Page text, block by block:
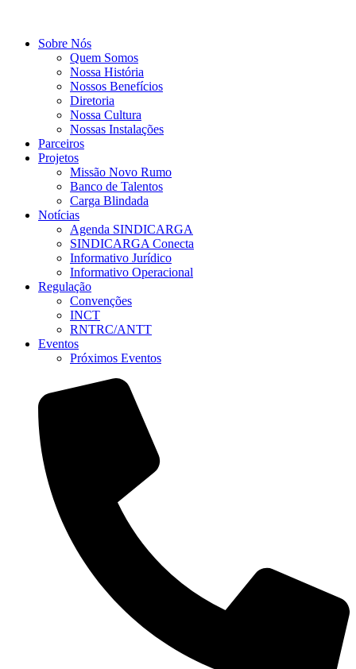
Sobre Nós
Quem Somos
Nossa História
Nossos Benefícios
Diretoria
Nossa Cultura
Nossas Instalações
Parceiros
Projetos
Missão Novo Rumo
Banco de Talentos
Carga Blindada
Notícias
Agenda SINDICARGA
SINDICARGA Conecta
Informativo Jurídico
Informativo Operacional
Regulação
Convenções
INCT
RNTRC/ANTT
Eventos
Próximos Eventos